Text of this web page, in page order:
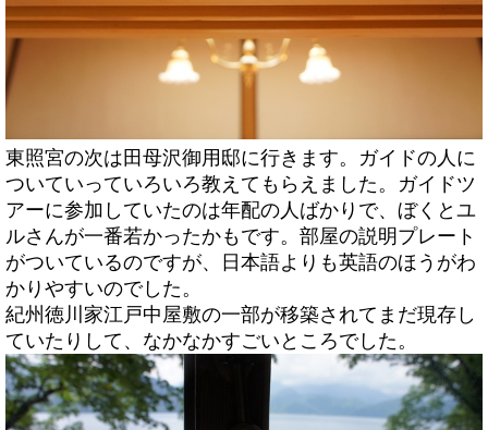
東照宮の次は田母沢御用邸に行きます。ガイドの人に
ついていっていろいろ教えてもらえました。ガイドツ
アーに参加していたのは年配の人ばかりで、ぼくとユ
ルさんが一番若かったかもです。部屋の説明プレート
がついているのですが、日本語よりも英語のほうがわ
かりやすいのでした。
紀州徳川家江戸中屋敷の一部が移築されてまだ現存し
ていたりして、なかなかすごいところでした。